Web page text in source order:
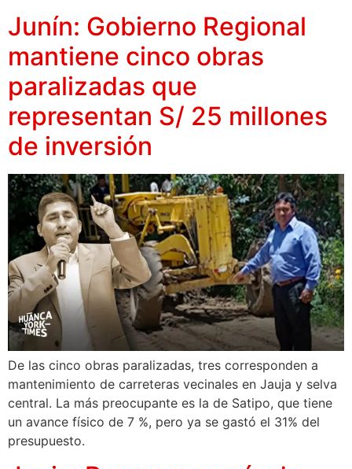
Junín: Gobierno Regional
mantiene cinco obras
paralizadas que
representan S/ 25 millones
de inversión
De las cinco obras paralizadas, tres corresponden a
mantenimiento de carreteras vecinales en Jauja y selva
central. La más preocupante es la de Satipo, que tiene
un avance físico de 7 %, pero ya se gastó el 31% del
presupuesto.